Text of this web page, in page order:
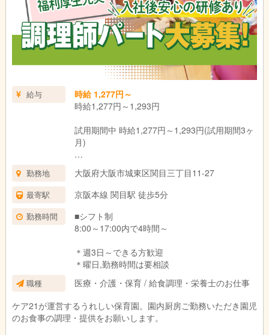
給与
時給 1,277円～
時給1,277円～1,293円
試用期間中 時給1,277円～1,293円(試用期間3ヶ
月)
ー
試用期間：3ヶ月(同条件)
勤務地 大阪府大阪市城東区関目三丁目11-27
最寄駅 京阪本線 関目駅 徒歩5分
勤務時間
■シフト制
8:00～17:00内で4時間～
＊週3日～できる方歓迎
＊曜日,勤務時間は要相談
職種
医療・介護・保育 / 給食調理・栄養士のお仕事
ケア21が運営するうれしい保育園。園内厨房ご勤務いただき園児
のお食事の調理・提供をお願いします。